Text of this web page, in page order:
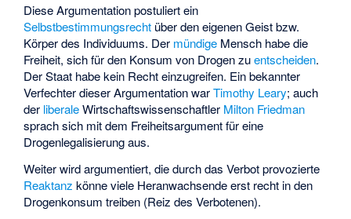
Diese Argumentation postuliert ein
Selbstbestimmungsrecht über den eigenen Geist bzw.
Körper des Individuums. Der mündige Mensch habe die
Freiheit, sich für den Konsum von Drogen zuentscheiden.
Der Staat habe kein Recht einzugreifen. Ein bekannter
Verfechter dieser Argumentation warTimothy Leary; auch
der liberaleWirtschaftswissenschaftler Milton Friedman
sprach sich mit dem Freiheitsargument für eine
Drogenlegalisierung aus.
Weiter wird argumentiert, die durch das Verbot provozierte
Reaktanz könne viele Heranwachsende erst recht in den
Drogenkonsum treiben (Reiz des Verbotenen).